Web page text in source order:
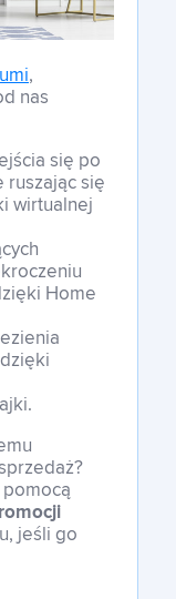
,
nas
się po
ruszając się
wirtualnej
Home
jeśli go